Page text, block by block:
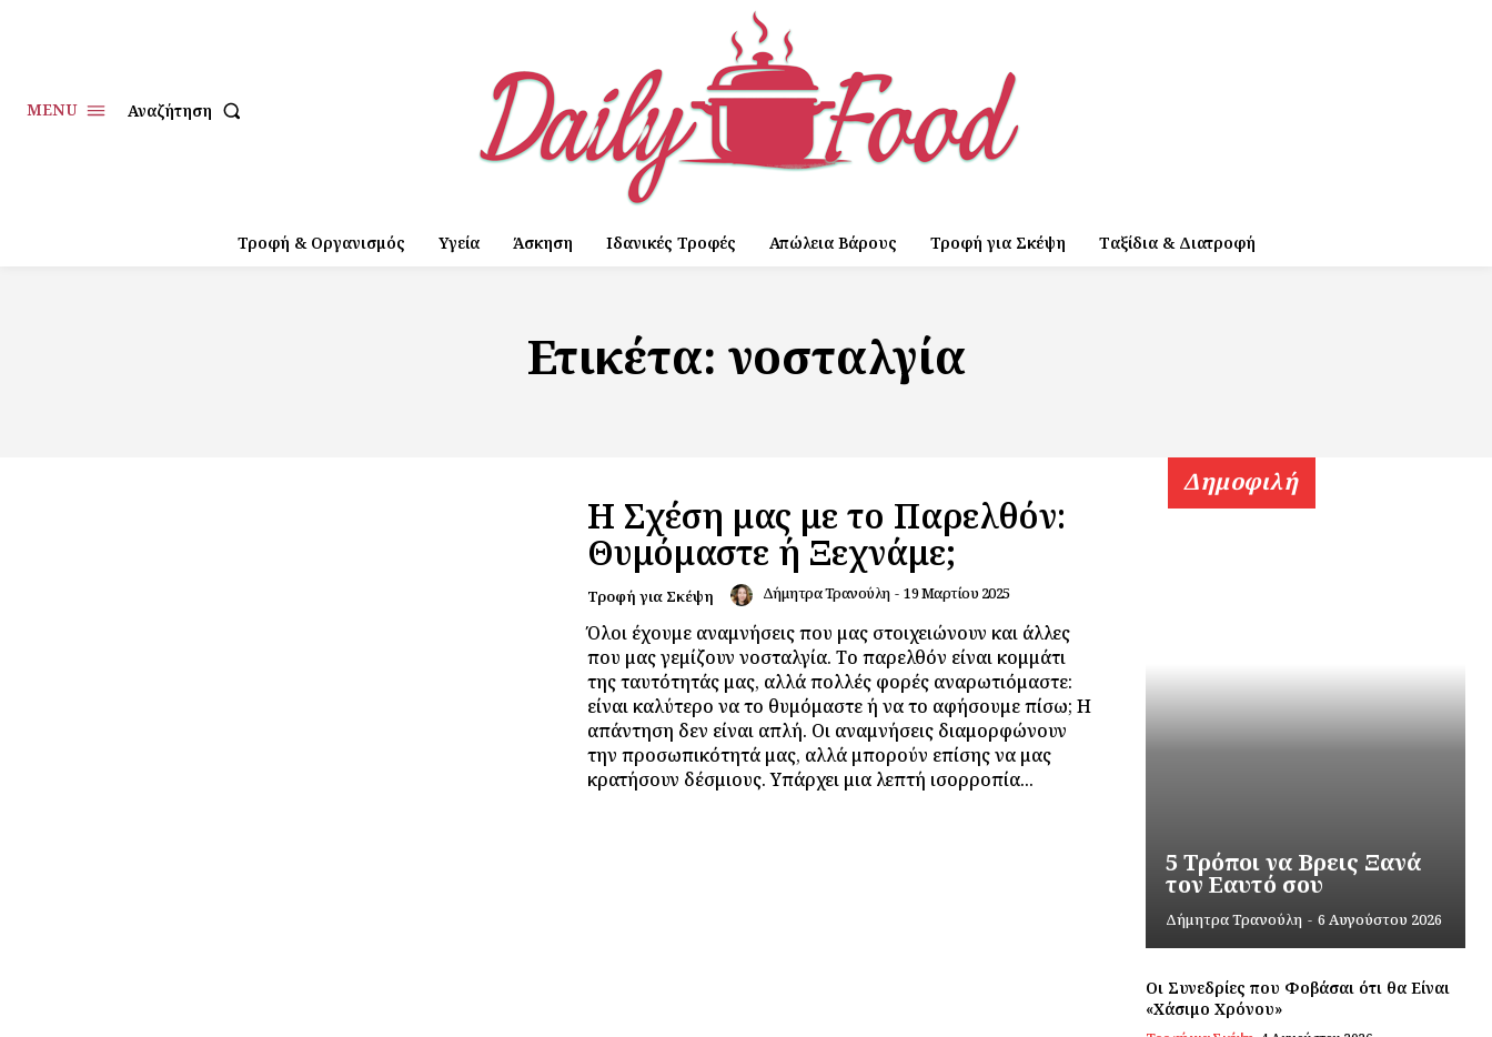
MENU Αναζήτηση
Τροφή & Οργανισμός Υγεία Άσκηση Ιδανικές Τροφές Απώλεια Βάρους Τροφή για Σκέψη Ταξίδια & Διατροφή
Ετικέτα: νοσταλγία
Η Σχέση μας με το Παρελθόν:
Θυμόμαστε ή Ξεχνάμε;
Τροφή για Σκέψη Δήμητρα Τρανούλη - 19 Μαρτίου 2025
Όλοι έχουμε αναμνήσεις που μας στοιχειώνουν και άλλες
που μας γεμίζουν νοσταλγία. Το παρελθόν είναι κομμάτι
της ταυτότητάς μας, αλλά πολλές φορές αναρωτιόμαστε:
είναι καλύτερο να το θυμόμαστε ή να το αφήσουμε πίσω; Η
απάντηση δεν είναι απλή. Οι αναμνήσεις διαμορφώνουν
την προσωπικότητά μας, αλλά μπορούν επίσης να μας
κρατήσουν δέσμιους. Υπάρχει μια λεπτή ισορροπία...
Δημοφιλή
5 Τρόποι να Βρεις Ξανά
τον Εαυτό σου
Δήμητρα Τρανούλη - 6 Αυγούστου 2026
Οι Συνεδρίες που Φοβάσαι ότι θα Είναι
«Χάσιμο Χρόνου»